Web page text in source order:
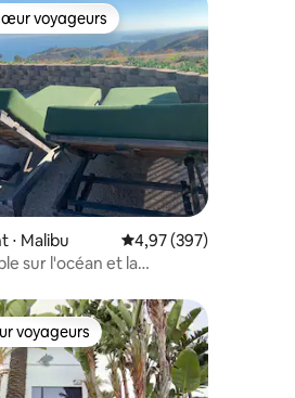
de 638 commentaires : 4,95 sur 5
voyageurs les plus appréciés
voyageurs
⋅ Malibu Évaluation moyenne
4,97 (397)
sur l'océan et la
voyageurs
voyageurs